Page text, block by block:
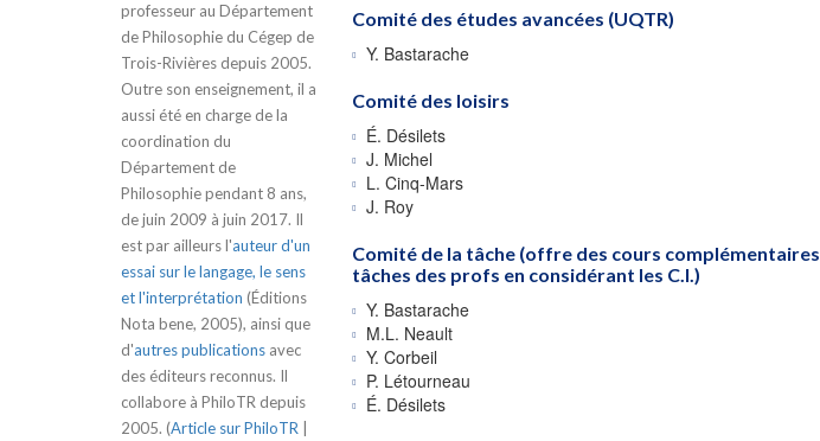
professeur au Département
de Philosophie du Cégep de
Trois-Rivières depuis 2005.
Outre son enseignement, il a
aussi été en charge de la
coordination du
Département de
Philosophie pendant 8 ans,
de juin 2009 à juin 2017. Il
est par ailleurs l'auteur d'un
essai sur le langage, le sens
et l'interprétation (Éditions
Nota bene, 2005), ainsi que
d'autres publications avec
des éditeurs reconnus. Il
collabore à PhiloTR depuis
2005. (Article sur PhiloTR
Comité des études avancées (UQTR)
Y. Bastarache
Comité des loisirs
É. Désilets
J. Michel
L. Cinq-Mars
J. Roy
Comité de la tâche (offre des cours complémentaires
tâches des profs en considérant les C.I.)
Y. Bastarache
M.L. Neault
Y. Corbeil
P. Létourneau
É. Désilets